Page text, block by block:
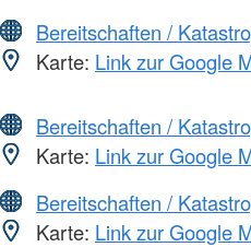
Bereitschaften /
Karte: Link zur Google
Bereitschaften /
Karte: Link zur Google
Bereitschaften /
Karte: Link zur Google